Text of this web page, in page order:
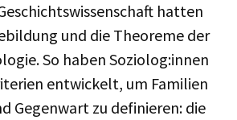
hatten
und die Theoreme der
So haben Soziolog:innen
entwickelt, um Familien
Gegenwart zu definieren: die